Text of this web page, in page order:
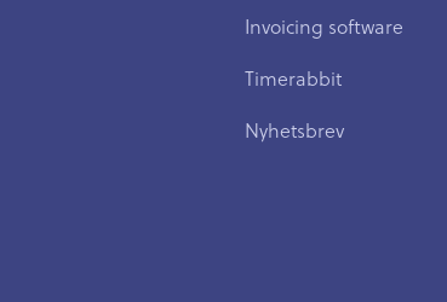
Invoicing software
Timerabbit
Nyhetsbrev